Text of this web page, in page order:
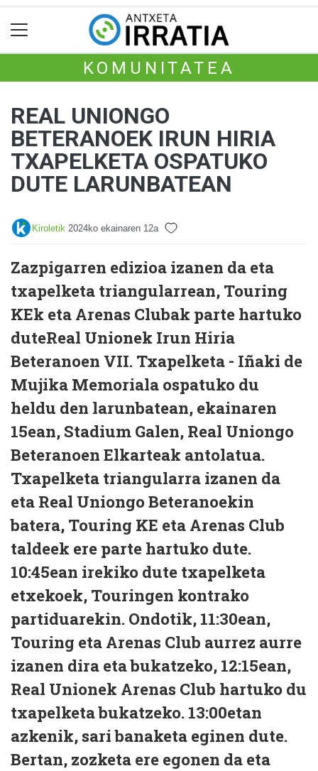
KOMUNITATEA
REAL UNIONGO
BETERANOEK IRUN HIRIA
TXAPELKETA OSPATUKO
DUTE LARUNBATEAN
Kiroletik 2024ko ekainaren 12a
Zazpigarren edizioa izanen da eta
txapelketa triangularrean, Touring
KEk eta Arenas Clubak parte hartuko
duteReal Unionek Irun Hiria
Beteranoen VII. Txapelketa - Iñaki de
Mujika Memoriala ospatuko du
heldu den larunbatean, ekainaren
15ean, Stadium Galen, Real Uniongo
Beteranoen Elkarteak antolatua.
Txapelketa triangularra izanen da
eta Real Uniongo Beteranoekin
batera, Touring KE eta Arenas Club
taldeek ere parte hartuko dute.
10:45ean irekiko dute txapelketa
etxekoek, Touringen kontrako
partiduarekin. Ondotik, 11:30ean,
Touring eta Arenas Club aurrez aurre
izanen dira eta bukatzeko, 12:15ean,
Real Unionek Arenas Club hartuko du
txapelketa bukatzeko. 13:00etan
azkenik, sari banaketa eginen dute.
Bertan, zozketa ere egonen da eta